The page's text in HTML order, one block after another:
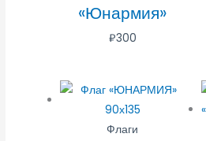
«Юнармия»
₽300
Флаги